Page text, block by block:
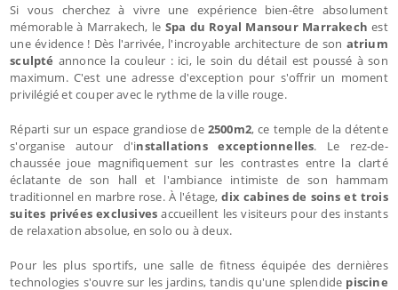
Si vous cherchez à vivre une expérience bien-être absolument
mémorable à Marrakech, le Spa du Royal Mansour Marrakech est
une évidence ! Dès l'arrivée, l'incroyable architecture de son atrium
sculpté annonce la couleur : ici, le soin du détail est poussé à son
maximum. C'est une adresse d'exception pour s'offrir un moment
privilégié et couper avec le rythme de la ville rouge.
Réparti sur un espace grandiose de 2500m2, ce temple de la détente
s'organise autour d'installations exceptionnelles. Le rez-de-
chaussée joue magnifiquement sur les contrastes entre la clarté
éclatante de son hall et l'ambiance intimiste de son hammam
traditionnel en marbre rose. À l'étage,dix cabines de soins et trois
suites privées exclusives accueillent les visiteurs pour des instants
de relaxation absolue, en solo ou à deux.
Pour les plus sportifs, une salle de fitness équipée des dernières
technologies s'ouvre sur les jardins, tandis qu'une splendide piscine